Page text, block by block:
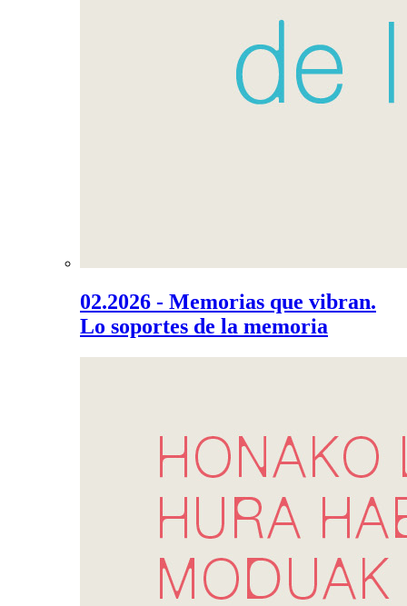
02.2026 - Memorias que vibran.
Lo soportes de la memoria